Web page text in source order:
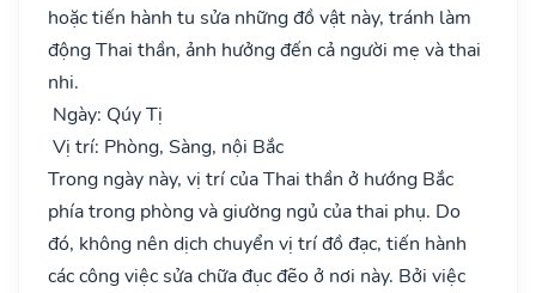
hoặc tiến hành tu sửa những đồ vật này, tránh làm
động Thai thần, ảnh hưởng đến cả người mẹ và thai
nhi.
Ngày: Qúy Tị
Vị trí: Phòng, Sàng, nội Bắc
Trong ngày này, vị trí của Thai thần ở hướng Bắc
phía trong phòng và giường ngủ của thai phụ. Do
đó, không nên dịch chuyển vị trí đồ đạc, tiến hành
các công việc sửa chữa đục đẽo ở nơi này. Bởi việc